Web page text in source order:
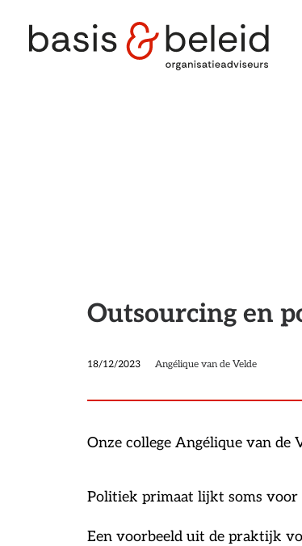
Outsourcing en
18/12/2023 Angélique van de Velde
Onze college Angélique van de
Politiek primaat lijkt soms voor
Een voorbeeld uit de praktijk